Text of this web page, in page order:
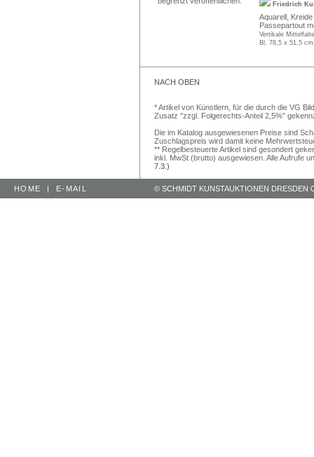
Friedrich
Aquarell,
Passepartout
Vertikale
Bl. 78,5 x 51,5
NACH OBEN
* Artikel von Künstlern, für die durch die VG
Zusatz "zzgl. Folgerechts-Anteil 2,5%"
Die im Katalog ausgewiesenen Preise sind
Zuschlagspreis wird damit keine
** Regelbesteuerte Artikel sind gesondert
inkl. MwSt (brutto) ausgewiesen. Alle Aufrufe
7.3.)
HOME | E-MAIL © SCHMIDT KUNSTAUKTIONEN DRESDEN